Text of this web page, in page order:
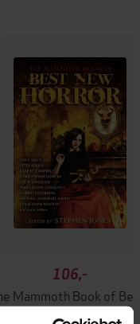
106,-
Stephen Jones